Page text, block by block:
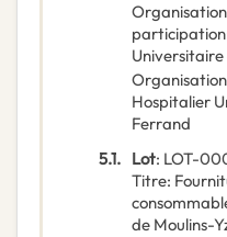
participation
Hospitalier
Ferrand
5.1. Lot: LOT-
Titre:
de Moulins-